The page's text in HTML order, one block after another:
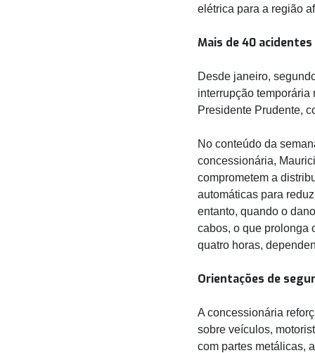
elétrica para a região
Mais de 40
Desde janeiro,
interrupção
Presidente Prudente,
No conteúdo da
concessionária,
comprometem a
automáticas para
entanto, quando o
cabos, o que prolonga
quatro horas,
Orientações de
A concessionária
sobre veículos,
com partes metálicas,